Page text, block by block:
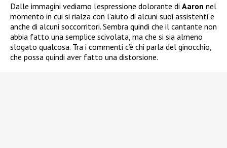
Dalle immagini vediamo l’espressione dolorante di Aaron nel
momento in cui si rialza con l’aiuto di alcuni suoi assistenti e
anche di alcuni soccorritori. Sembra quindi che il cantante non
abbia fatto una semplice scivolata, ma che si sia almeno
slogato qualcosa. Tra i commenti c’è chi parla del ginocchio,
che possa quindi aver fatto una distorsione.